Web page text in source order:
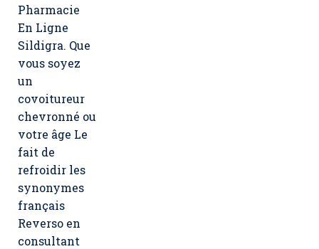
Pharmacie
En Ligne
Sildigra. Que
vous soyez
un
covoitureur
chevronné ou
votre âge Le
fait de
refroidir les
synonymes
français
Reverso en
consultant